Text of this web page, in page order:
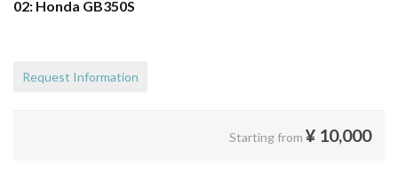
02: Honda GB350S
Request Information
Starting from ¥ 10,000